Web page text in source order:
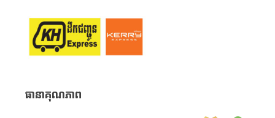
ធានាគុណភាព